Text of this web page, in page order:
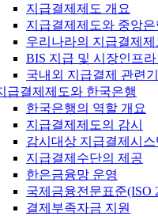
지급결제제도 개요
지급결제제도와 중앙은
우리나라의 지급결제제
BIS 지급 및 시장인프라
국내외 지급결제 관련
급결제제도와 한국은행
한국은행의 역할 개요
지급결제제도의 감시
감시대상 지급결제시스
지급결제수단의 제공
한은금융망 운영
국제금융전문표준(ISO
결제부족자금 지원